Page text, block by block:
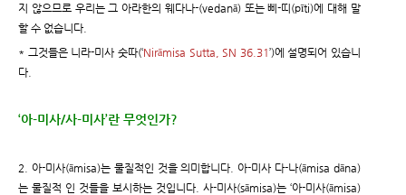
지 않으므로 우리는 그 아라한의 웨다나-(vedanā) 또는 삐-띠(pīti)에 대해 말
할 수 없습니다.
* 그것들은 니라-미사 숫따(‘Nirāmisa Sutta, SN 36.31’)에 설명되어 있습니
다.
‘아-미사/사-미사’란 무엇인가?
2. 아-미사(āmisa)는 물질적인 것을 의미합니다. 아-미사 다-나(āmisa dāna)
는 물질적 인 것들을 보시하는 것입니다. 사-미사(sāmisa)는 ‘아-미사(āmisa)